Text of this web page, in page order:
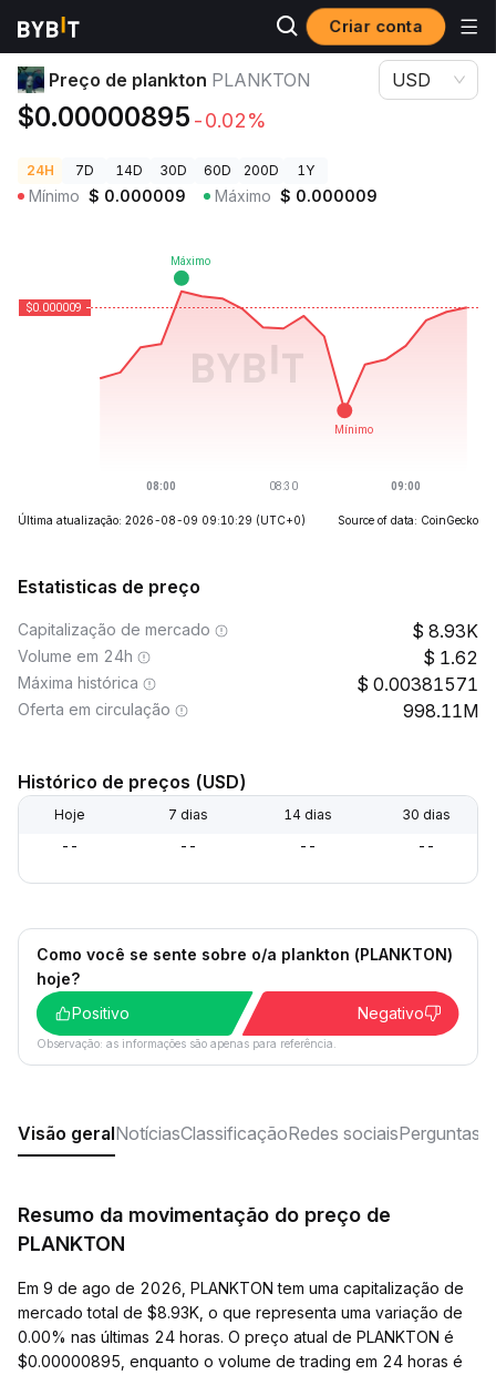
Criar conta
Preços de Criptomoedas Preço de plankton PLANKTON
Preço de plankton PLANKTON
$0.00000895 -0.02%
USD
24H 7D 14D 30D 60D 200D 1Y
Mínimo $ 0.000009 Máximo $ 0.000009
Última atualização: 2026-08-09 09:10:29 (UTC+0) Source of data: CoinGecko
Estatisticas de preço
Capitalização de mercado 8.93K
Volume em 24h 1.62
Máxima histórica 0.00381571
Oferta em circulação 998.11M
Histórico de preços (USD)
Hoje 7 dias 14 dias 30 dias
-- -- -- --
Como você se sente sobre o/a plankton (PLANKTON)
hoje?
Positivo
Negativo
Observação: as informações são apenas para referência.
Visão geralNotíciasClassificaçãoRedes sociaisPerguntas
Resumo da movimentação do preço de
PLANKTON
Em 9 de ago de 2026, PLANKTON tem uma capitalização de
mercado total de $8.93K, o que representa uma variação de
0.00% nas últimas 24 horas. O preço atual de PLANKTON é
$0.00000895, enquanto o volume de trading em 24 horas é